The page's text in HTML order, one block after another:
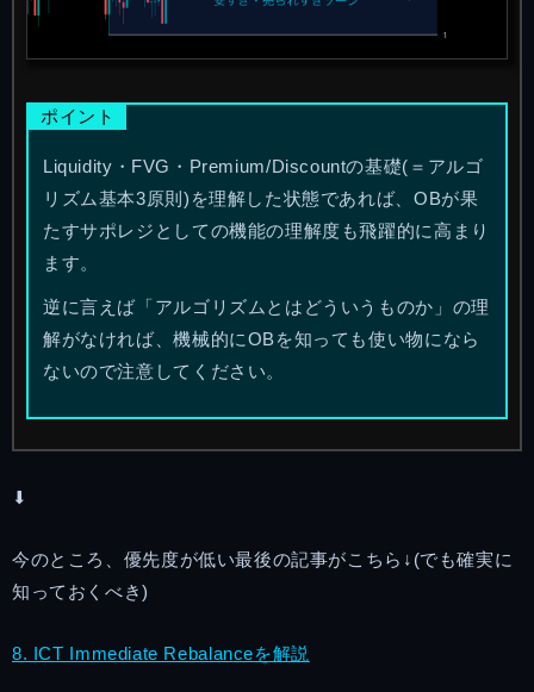
Liquidity・FVG・Premium/Discountの基礎(＝アルゴ
リズム基本3原則)を理解した状態であれば、OBが果
たすサポレジとしての機能の理解度も飛躍的に高まり
ます。
逆に言えば「アルゴリズムとはどういうものか」の理
解がなければ、機械的にOBを知っても使い物になら
ないので注意してください。
⬇︎
今のところ、優先度が低い最後の記事がこちら↓(でも確実に
知っておくべき)
8. ICT Immediate Rebalanceを解説